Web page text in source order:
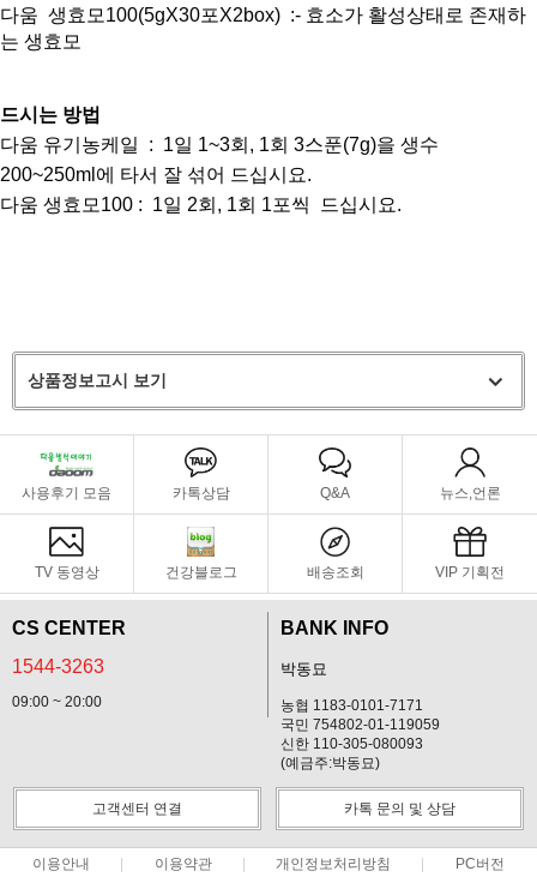
다움 생효모100(5gX30포X2box) :- 효소가 활성상태로 존재하
는 생효모
드시는 방법
다움 유기농케일 : 1일 1~3회, 1회 3스푼(7g)을 생수
200~250ml에 타서 잘 섞어 드십시요.
다움 생효모100 : 1일 2회, 1회 1포씩 드십시요.
상품정보고시 보기
사용후기 모음 카톡상담 Q&A 뉴스,언론
TV 동영상 건강블로그 배송조회 VIP 기획전
CS CENTER
1544-3263
09:00 ~ 20:00
BANK INFO
박동묘
농협 1183-0101-7171
국민 754802-01-119059
신한 110-305-080093
(예금주:박동묘)
고객센터 연결 카톡 문의 및 상담
이용안내 이용약관 개인정보처리방침 PC버전